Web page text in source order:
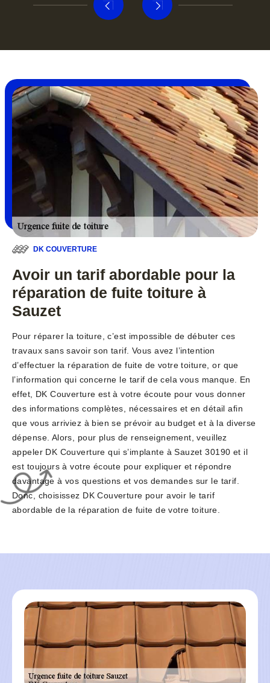
DK COUVERTURE
Avoir un tarif abordable pour la
réparation de fuite toiture à
Sauzet
Pour réparer la toiture, c’est impossible de débuter ces
travaux sans savoir son tarif. Vous avez l’intention
d’effectuer la réparation de fuite de votre toiture, or que
l’information qui concerne le tarif de cela vous manque. En
effet, DK Couverture est à votre écoute pour vous donner
des informations complètes, nécessaires et en détail afin
que vous arriviez à bien se prévoir au budget et à la diverse
dépense. Alors, pour plus de renseignement, veuillez
appeler DK Couverture qui s’implante à Sauzet 30190 et il
est toujours à votre écoute pour expliquer et répondre
davantage à vos questions et vos demandes sur le tarif.
Donc, choisissez DK Couverture pour avoir le tarif
abordable de la réparation de fuite de votre toiture.